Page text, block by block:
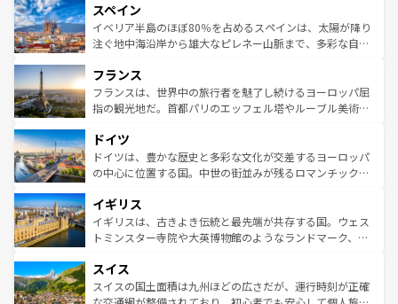
ろん、トスカーナの美しい田園風景やアマルフィ海岸の絶
景など、自然景観も見逃せない。観光の合間には、本場の
ピザやパスタなど、絶品のイタリア料理を堪能することも
ませてくれるイタリアで、忘れられない旅をしてみよう！
なお、新着のイタリア情報はコンテンツ一覧 を参照してほ
しい。
スペイン
イベリア半島のほぼ80％を占めるスペインは、太陽が降り
注ぐ地中海沿岸から雄大なピレネー山脈まで、多彩な自然
文化が根付くこの国では、情熱的なフラメンコ、熱気あふ
れる闘牛、そして美味しいタパスが生活の一部となってい
る。首都マドリードの洗練された雰囲気や、バルセロナの
の城塞都市、穏やかなビーチリゾートまで多彩な表情を見
せる。地方によって風土や気候が異なるスペインはその個
性で訪れる人を魅了する。 なお、新着のスペイン情報はコ
フランス
フランスは、世界中の旅行者を魅了し続けるヨーロッパ屈
指の観光地だ。首都パリのエッフェル塔やルーブル美術館
で、幅広い魅力が詰まっている。華麗な宮殿、歴史的な大
聖堂、美しいビーチ、そして豊かな自然が、訪れる者を心
から魅了する。また、フランスは美食の国としても知ら
いる。シャンパンの発祥地であるランス、プロヴァンスの
香り高いラベンダー畑など、多彩な楽しみ方が可能だ。さ
らに、パリ以外の地域にも魅力が溢れており、どの街角に
れる地方に足を運ぶとそれぞれで全く異なる文化を体験で
きるだろう。 なお、新着のフランス情報はコンテンツ一覧
を参照してほしい。
ドイツ
ドイツは、豊かな歴史と多彩な文化が交差するヨーロッパ
の中心に位置する国。中世の街並みが残るロマンチック街
顔を持つこの国は、どこを歩いても飽きることがない。ベ
ルリンの文化的活気、バイエルン州のアルプスの絶景、そ
してライン川沿いのワイン畑といった風景は必見。ビール
は、お酒好きな人にはぜひ体験してほしい。 なお、新着の
ドイツ情報はコンテンツ一覧を参照してほしい。
イギリス
イギリスは、古きよき伝統と最先端が共存する国。ウェス
トミンスター寺院や大英博物館のようなランドマーク、歴
リアごとに異なる魅力がある。また、優雅なアフタヌーン
ティー、ビール好きにはたまらない英国パブ、サッカー観
戦など、本場だからこそできる体験も豊富。イギリスを旅
スイス
スイスの国土面積は九州ほどの広さだが、運行時刻が正確